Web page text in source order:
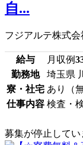
自...
フジアルテ株式会
給与 月収例
勤務地
埼玉県
寮・社宅 あり（
仕事内容 検査・
募集が停止してい